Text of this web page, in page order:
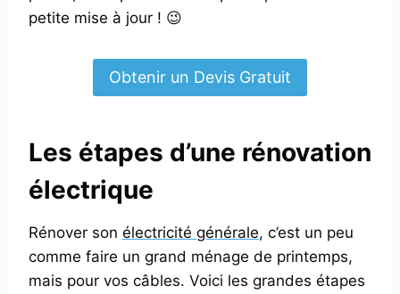
petite mise à jour ! 😉
Obtenir un Devis Gratuit
Les étapes d’une rénovation
électrique
Rénover son électricité générale, c’est un peu
comme faire un grand ménage de printemps,
mais pour vos câbles. Voici les grandes étapes